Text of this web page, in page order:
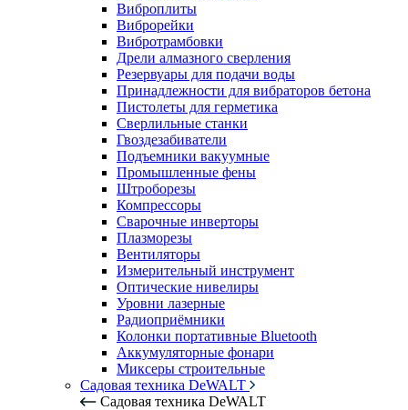
Виброплиты
Виброрейки
Вибротрамбовки
Дрели алмазного сверления
Резервуары для подачи воды
Принадлежности для вибраторов бетона
Пистолеты для герметика
Сверлильные станки
Гвоздезабиватели
Подъемники вакуумные
Промышленные фены
Штроборезы
Компрессоры
Сварочные инверторы
Плазморезы
Вентиляторы
Измерительный инструмент
Оптические нивелиры
Уровни лазерные
Радиоприёмники
Колонки портативные Bluetooth
Аккумуляторные фонари
Миксеры строительные
Садовая техника DeWALT
Садовая техника DeWALT